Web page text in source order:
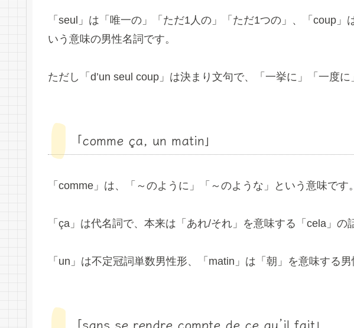
「seul」は「唯一の」「ただ1人の」「ただ1つの」、「coup」
いう意味の男性名詞です。
ただし「d’un seul coup」は決まり文句で、「一挙に」「一度に
「comme ça, un matin」
「comme」は、「～のように」「～のような」という意味です
「ça」は代名詞で、本来は「あれ/それ」を意味する「cela」の
「un」は不定冠詞単数男性形、「matin」は「朝」を意味する男
「sans se rendre compte de ce qu’il fait」